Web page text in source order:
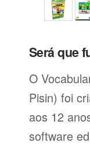
Será que
O
Pisin) foi
aos 12
software